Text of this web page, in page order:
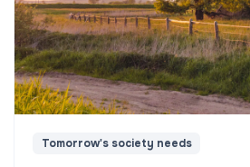
Tomorrow's society needs